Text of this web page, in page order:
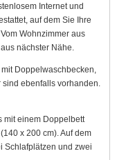
Internet und
auf dem Sie Ihre
Wohnzimmer aus
nächster Nähe.
Doppelwaschbecken,
ebenfalls vorhanden.
mit einem Doppelbett
x 200 cm). Auf dem
Schlafplätzen und zwei